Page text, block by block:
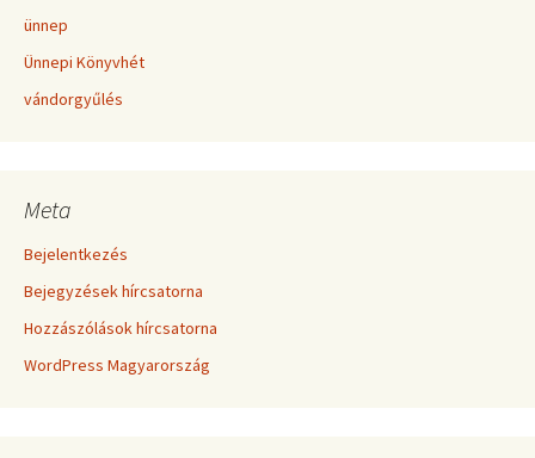
ünnep
Ünnepi Könyvhét
vándorgyűlés
Meta
Bejelentkezés
Bejegyzések hírcsatorna
Hozzászólások hírcsatorna
WordPress Magyarország